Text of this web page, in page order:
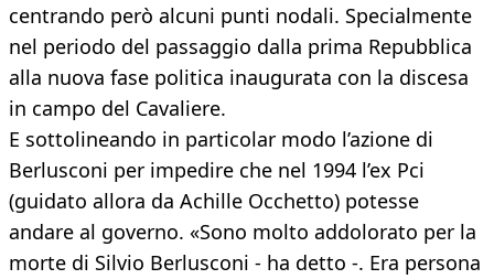
centrando però alcuni punti nodali. Specialmente
nel periodo del passaggio dalla prima Repubblica
alla nuova fase politica inaugurata con la discesa
in campo del Cavaliere.
E sottolineando in particolar modo l’azione di
Berlusconi per impedire che nel 1994 l’ex Pci
(guidato allora da Achille Occhetto) potesse
andare al governo. «Sono molto addolorato per la
morte di Silvio Berlusconi - ha detto -. Era persona